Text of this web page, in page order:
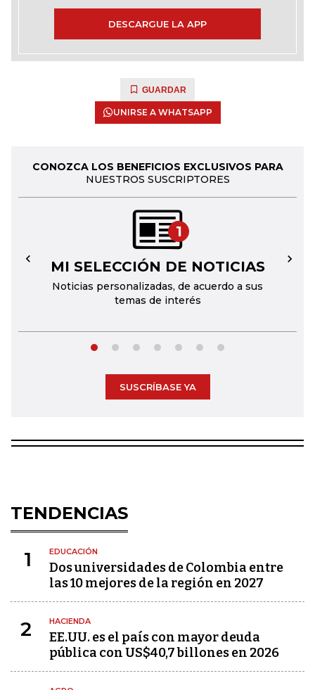
DESCARGUE LA APP
GUARDAR
UNIRSE A WHATSAPP
CONOZCA LOS BENEFICIOS EXCLUSIVOS PARA
NUESTROS SUSCRIPTORES
1
MI SELECCIÓN DE NOTICIAS
Noticias personalizadas, de acuerdo a sus
temas de interés
← →
SUSCRÍBASE YA
TENDENCIAS
1 EDUCACIÓN
Dos universidades de Colombia entre
las 10 mejores de la región en 2027
2 HACIENDA
EE.UU. es el país con mayor deuda
pública con US$40,7 billones en 2026